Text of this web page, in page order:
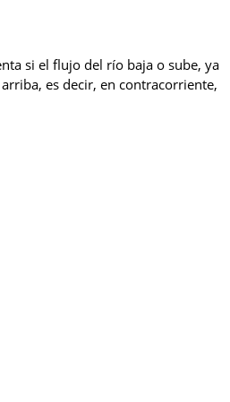
si el flujo del río baja o sube, ya
es decir, en contracorriente,